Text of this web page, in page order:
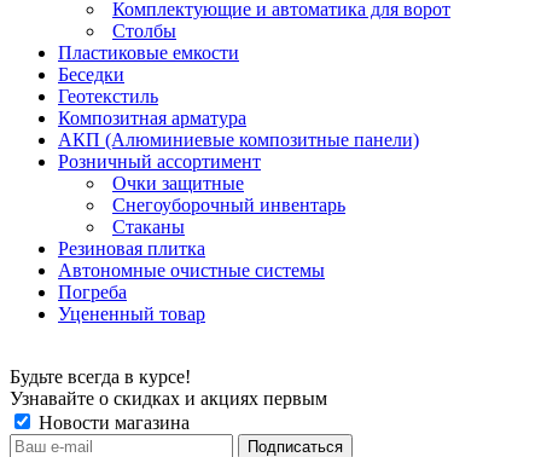
Комплектующие и автоматика для ворот
Столбы
Пластиковые емкости
Беседки
Геотекстиль
Композитная арматура
АКП (Алюминиевые композитные панели)
Розничный ассортимент
Очки защитные
Снегоуборочный инвентарь
Стаканы
Резиновая плитка
Автономные очистные системы
Погреба
Уцененный товар
Будьте всегда в курсе!
Узнавайте о скидках и акциях первым
Новости магазина